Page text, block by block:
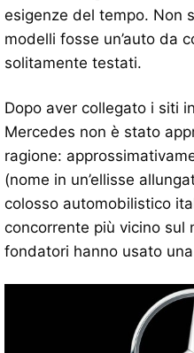
esigenze del tempo. Non
modelli fosse un’auto da
solitamente testati.
Dopo aver collegato i siti
Mercedes non è stato
ragione:
(nome in un’ellisse
colosso automobilistico
concorrente più vicino sul
fondatori hanno usato